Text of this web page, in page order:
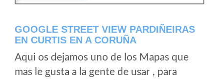
GOOGLE STREET VIEW PARDIÑEIRAS
EN CURTIS EN A CORUÑA
Aqui os dejamos uno de los Mapas que
mas le gusta a la gente de usar , para